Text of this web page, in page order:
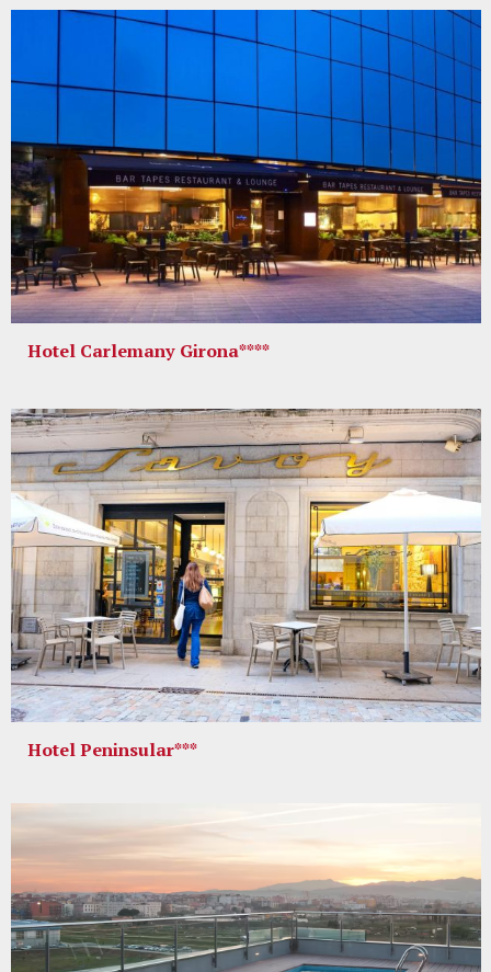
Hotel Carlemany Girona****
Hotel Peninsular***